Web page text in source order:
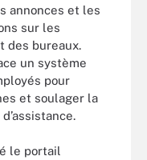
annonces et les
sur les
des bureaux.
un système
pour
et soulager la
le portail